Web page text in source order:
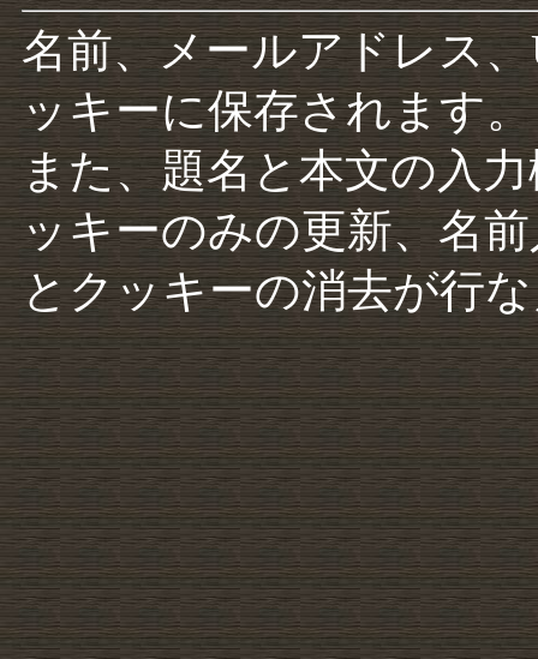
名前、メールアドレス
ッキーに保存されます。
また、題名と本文の入
ッキーのみの更新、名
とクッキーの消去が行